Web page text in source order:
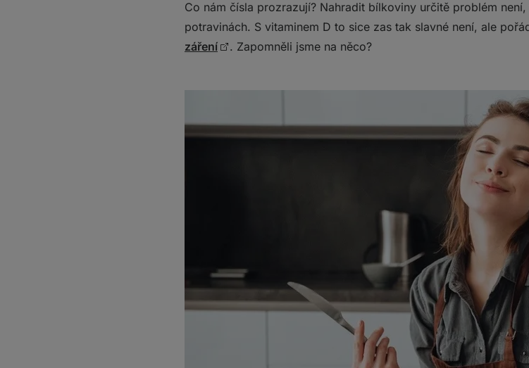
Co nám čísla prozrazují? Nahradit bílkoviny určitě problém
potravinách. S vitaminem D to sice zas tak slavné není, ale
záření
. Zapomněli jsme na něco?